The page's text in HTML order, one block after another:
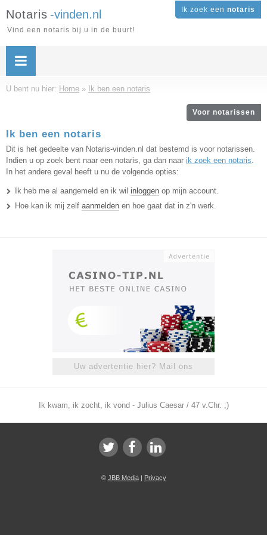
Ik zoek een notaris
Notaris -vinden.nl
Vind een notaris bij u in de buurt!
U bent nu hier: Home » Ik ben een notaris
Voor notarissen
Ik ben een notaris
Dit is het gedeelte van Notaris-vinden.nl dat bestemd is voor notarissen.
Indien u op zoek bent naar een notaris, ga dan naar ik zoek een notaris.
In het andere geval heeft u nu de volgende opties:
Ik heb me al aangemeld en ik wil inloggen op mijn account.
Hoe kan ik mij zelf aanmelden en hoe gaat dat in z'n werk.
Uw advertentie hier? Mail ons
Ik kwam, ik zocht, ik vond - Julius Caesar / 47 v.Chr. ;)
© JBB Media| Privacy